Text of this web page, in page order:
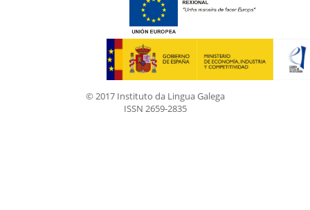
© 2017 Instituto da Lingua Galega
ISSN 2659-2835